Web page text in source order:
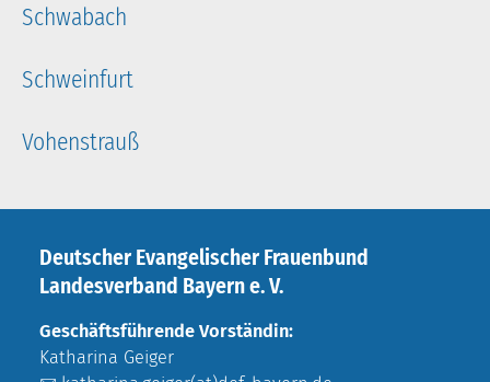
Schwabach
Schweinfurt
Vohenstrauß
Deutscher Evangelischer Frauenbund
Landesverband Bayern e. V.
Geschäftsführende Vorständin:
Katharina Geiger